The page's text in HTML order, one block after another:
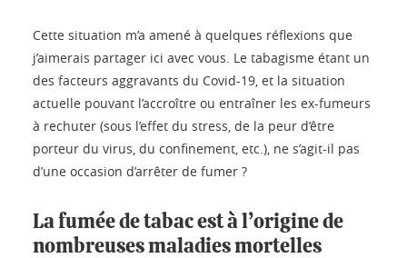
Cette situation m’a amené à quelques réflexions que
j’aimerais partager ici avec vous. Le tabagisme étant un
des facteurs aggravants du Covid-19, et la situation
actuelle pouvant l’accroître ou entraîner les ex-fumeurs
à rechuter (sous l’effet du stress, de la peur d’être
porteur du virus, du confinement, etc.), ne s’agit-il pas
d’une occasion d’arrêter de fumer ?
La fumée de tabac est à l’origine de
nombreuses maladies mortelles